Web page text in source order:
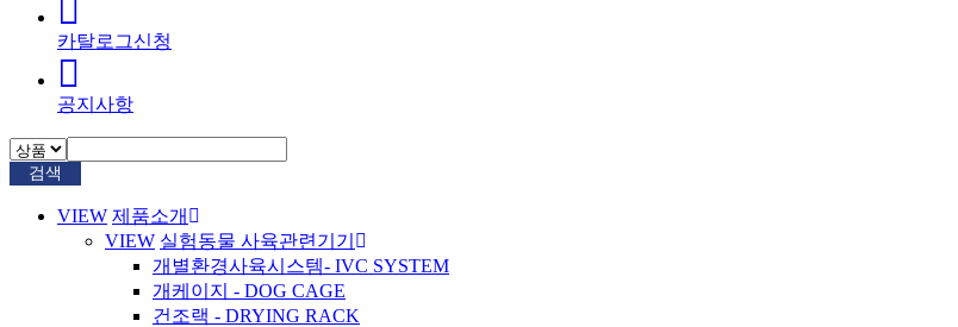
카탈로그신청
공지사항
검색
VIEW 제품소개
VIEW 실험동물 사육관련기기
개별환경사육시스템- IVC SYSTEM
개케이지 - DOG CAGE
건조랙 - DRYING RACK